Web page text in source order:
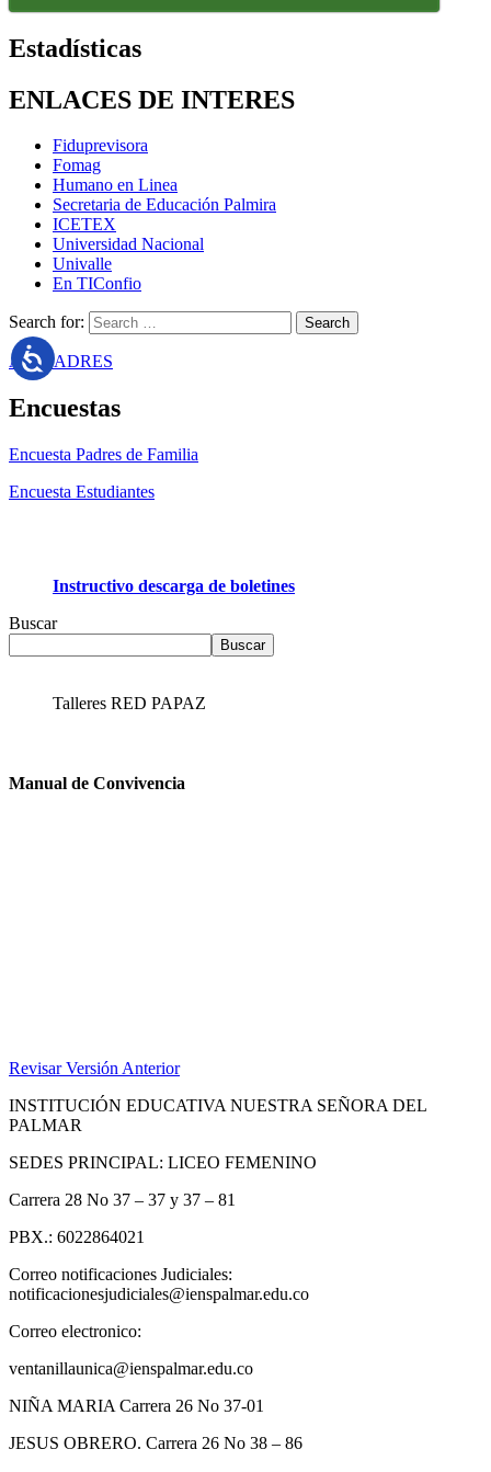
Estadísticas
ENLACES DE INTERES
Fiduprevisora
Fomag
Humano en Linea
Secretaria de Educación Palmira
ICETEX
Universidad Nacional
Univalle
En TIConfio
Search for:
ASOPADRES
Encuestas
Encuesta Padres de Familia
Encuesta Estudiantes
Instructivo descarga de boletines
Buscar
Buscar
Talleres RED PAPAZ
Manual de Convivencia
Revisar Versión Anterior
INSTITUCIÓN EDUCATIVA NUESTRA SEÑORA DEL
PALMAR
SEDES PRINCIPAL: LICEO FEMENINO
Carrera 28 No 37 – 37 y 37 – 81
PBX.: 6022864021
Correo notificaciones Judiciales:
notificacionesjudiciales@ienspalmar.edu.co
Correo electronico:
ventanillaunica@ienspalmar.edu.co
NIÑA MARIA Carrera 26 No 37-01
JESUS OBRERO. Carrera 26 No 38 – 86